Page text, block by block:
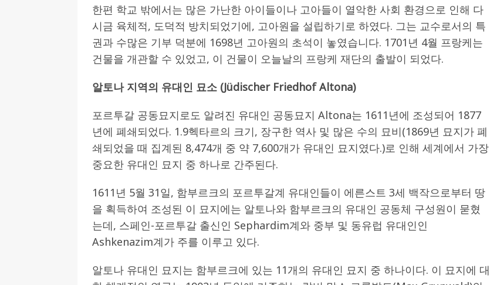
한편 학교 밖에서는 많은 가난한 아이들이나 고아들이 열악한 사회 환경으로 인해 다
시금 육체적, 도덕적 방치되었기에, 고아원을 설립하기로 하였다. 그는 교수로서의 특
권과 수많은 기부 덕분에 1698년 고아원의 초석이 놓였습니다. 1701년 4월 프랑케는
건물을 개관할 수 있었고, 이 건물이 오늘날의 프랑케 재단의 출발이 되었다.
알토나 지역의 유대인 묘소 (Jüdischer Friedhof Altona)
포르투갈 공동묘지로도 알려진 유대인 공동묘지 Altona는 1611년에 조성되어 1877
년에 폐쇄되었다. 1.9헥타르의 크기, 장구한 역사 및 많은 수의 묘비(1869년 묘지가 폐
쇄되었을 때 집계된 8,474개 중 약 7,600개가 유대인 묘지였다.)로 인해 세계에서 가장
중요한 유대인 묘지 중 하나로 간주된다.
1611년 5월 31일, 함부르크의 포르투갈계 유대인들이 에른스트 3세 백작으로부터 땅
을 획득하여 조성된 이 묘지에는 알토나와 함부르크의 유대인 공동체 구성원이 묻혔
는데, 스페인-포르투갈 출신인 Sephardim계와 중부 및 동유럽 유대인인
Ashkenazim계가 주를 이루고 있다.
알토나 유대인 묘지는 함부르크에 있는 11개의 유대인 묘지 중 하나이다. 이 묘지에 대